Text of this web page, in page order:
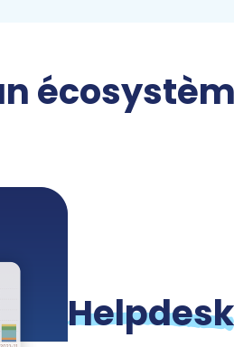
Helpdesk